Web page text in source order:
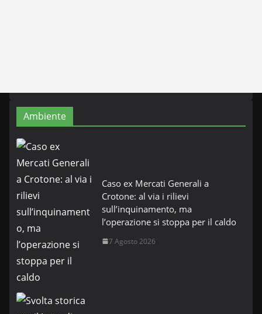
Ambiente
Caso ex Mercati Generali a
Crotone: al via i rilievi
sull’inquinamento, ma
l’operazione si stoppa per il caldo
7 Agosto 2026